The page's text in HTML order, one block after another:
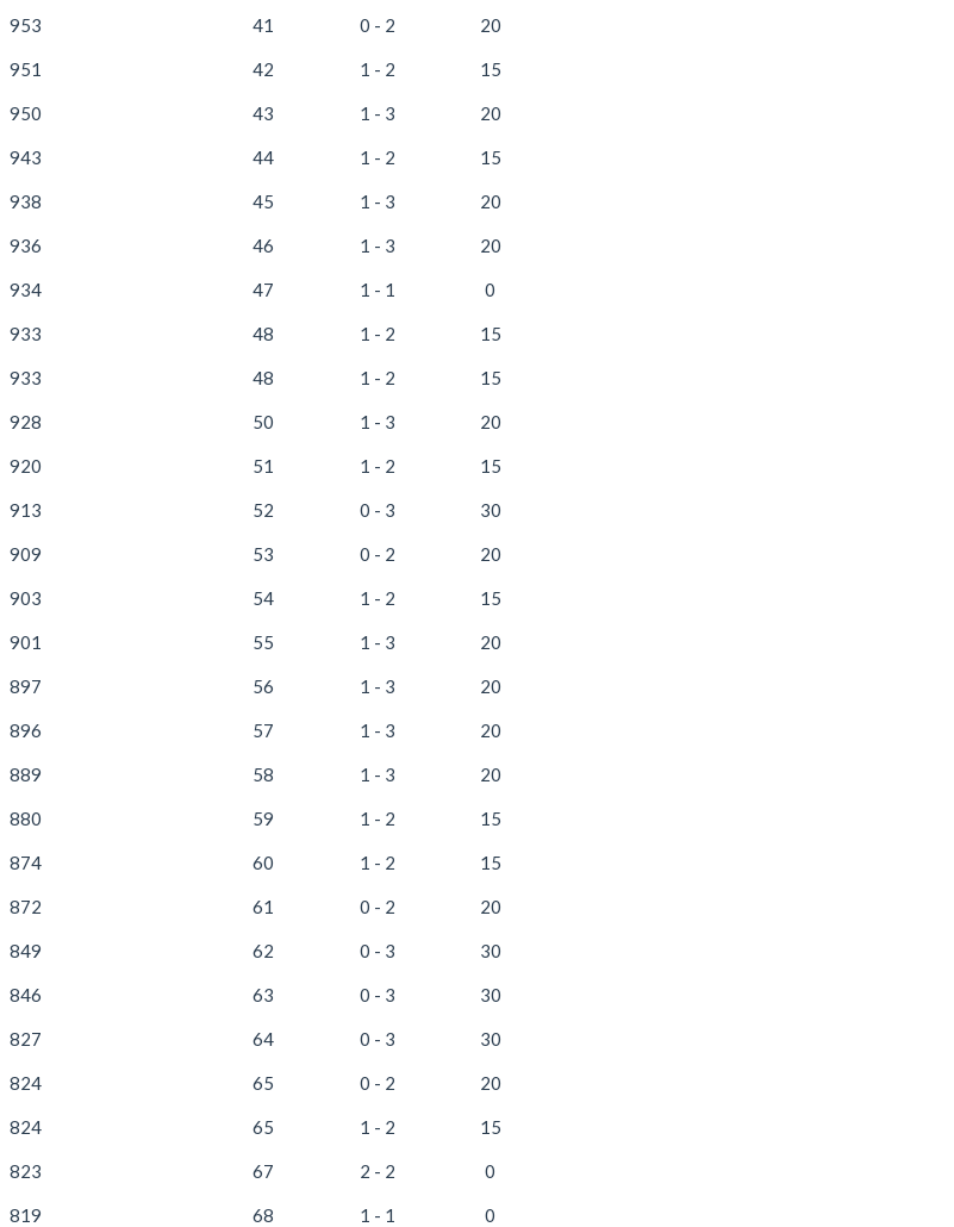
953 41 0 - 2 20
951 42 1 - 2 15
950 43 1 - 3 20
943 44 1 - 2 15
938 45 1 - 3 20
936 46 1 - 3 20
934 47 1 - 1 0
933 48 1 - 2 15
933 48 1 - 2 15
928 50 1 - 3 20
920 51 1 - 2 15
913 52 0 - 3 30
909 53 0 - 2 20
903 54 1 - 2 15
901 55 1 - 3 20
897 56 1 - 3 20
896 57 1 - 3 20
889 58 1 - 3 20
880 59 1 - 2 15
874 60 1 - 2 15
872 61 0 - 2 20
849 62 0 - 3 30
846 63 0 - 3 30
827 64 0 - 3 30
824 65 0 - 2 20
824 65 1 - 2 15
823 67 2 - 2 0
819 68 1 - 1 0